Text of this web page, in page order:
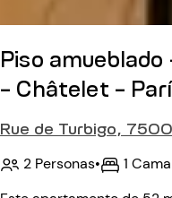
Piso
- Châtelet -
Rue de Turbigo,
2 Personas• 1 Cama